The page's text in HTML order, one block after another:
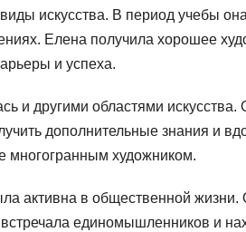
искусства. В период учебы
Елена получила хорошее
и успеха.
и другими областями
дополнительные знания и
многогранным художником.
активна в общественной
единомышленников и